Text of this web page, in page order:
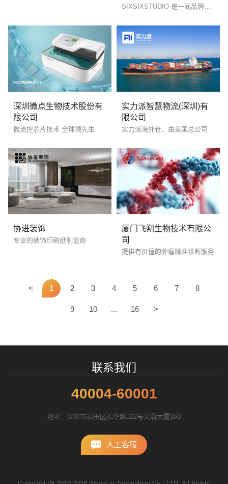
SIXSIXSTUDIO 是一间品牌时尚创意机构、在全球范围内开展业务，专注品牌时尚化、差异性、系统化，为品牌提供高辦识度和品效合一的市场策略与解决方案。业务有品牌全域整合营销、形象广告与产品创意、品牌在地营销、品牌构建和重塑及跨界营销。
深圳微点生物技术股份有
限公司
实力派智慧物流(深圳)有
限公司
协进装饰
专业的装饰印刷纸制造商
厦门飞朔生物技术有限公
司
提供有价值的肿瘤精准诊断服务
< 1 2 3 4 5 6 7 8
9 10 ... 16 >
联系我们
40004-60001
地址：深圳市福田区福华路322号文蔚大厦16B
人工客服
您的预算 3万-5万 5万-8万